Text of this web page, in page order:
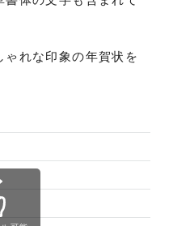
れな印象の年賀状を